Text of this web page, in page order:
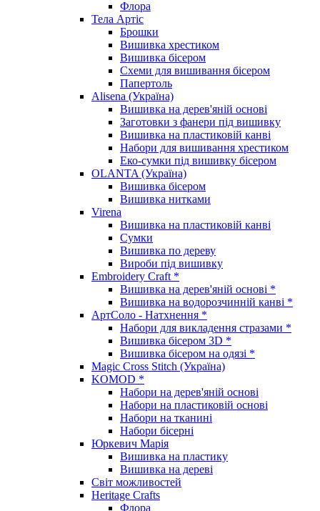
Флора
Тела Артіс
Брошки
Вишивка хрестиком
Вишивка бісером
Схеми для вишивання бісером
Папертоль
Alisena (Україна)
Вишивка на дерев'яній основі
Заготовки з фанери під вишивку
Вишивка на пластиковій канві
Набори для вишивання хрестиком
Еко-сумки під вишивку бісером
OLANTA (Україна)
Вишивка бісером
Вишивка нитками
Virena
Вишивка на пластиковій канві
Сумки
Вишивка по дереву
Вироби під вишивку
Embroidery Craft *
Вишивка на дерев'яній основі *
Вишивка на водорозчинній канві *
АртСоло - Натхнення *
Набори для викладення стразами *
Вишивка бісером 3D *
Вишивка бісером на одязі *
Magic Cross Stitch (Україна)
KOMOD *
Набори на дерев'яній основі
Набори на пластиковій основі
Набори на тканині
Набори бісерні
Юркевич Марія
Вишивка на пластику
Вишивка на дереві
Світ можливостей
Heritage Crafts
Флора